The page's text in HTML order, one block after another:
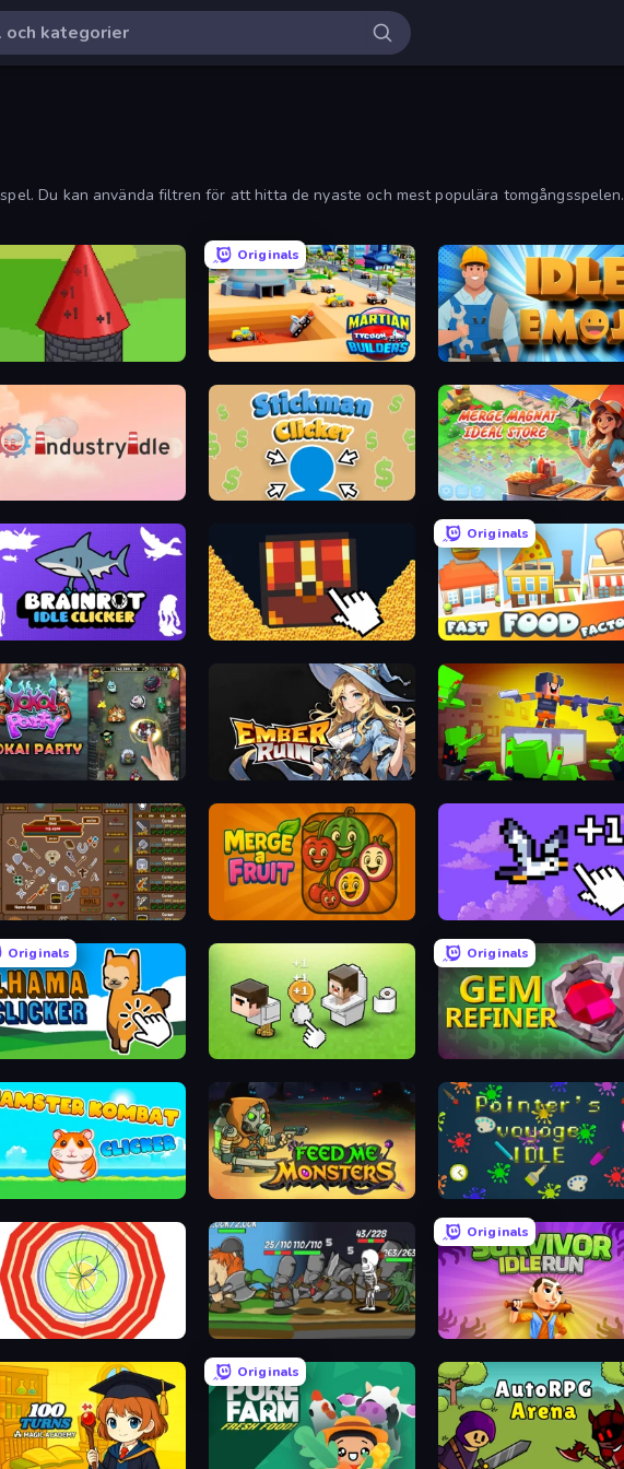
Du kan använda filtren för att hitta de nyaste och mest populära tomgångsspelen.
Toower
Originals
Martian Builders Tycoon Idle Emoji Factory
Stickman Clicker Merge Magnat - Ideal Store
Idle Clicker Treasure Hunt Idle
Originals
Fast Food Factory
Ember Ruin Cubic Frontier: Zombie Robby
Idle (Remastered) Bird Flight Idle
Originals
Clicker Noob's Chicken Farm Tycoon
Originals
Gem Refiner
Feed Me Monsters! Painter's Voyage Idle
Clicker Heroic Battle
Originals
Survivor Idle Run
Originals